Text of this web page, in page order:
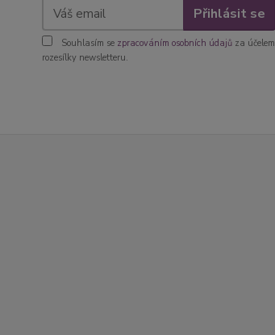
Přihlásit se
Souhlasím se zpracováním osobních údajů za účelem
rozesílky newsletteru.